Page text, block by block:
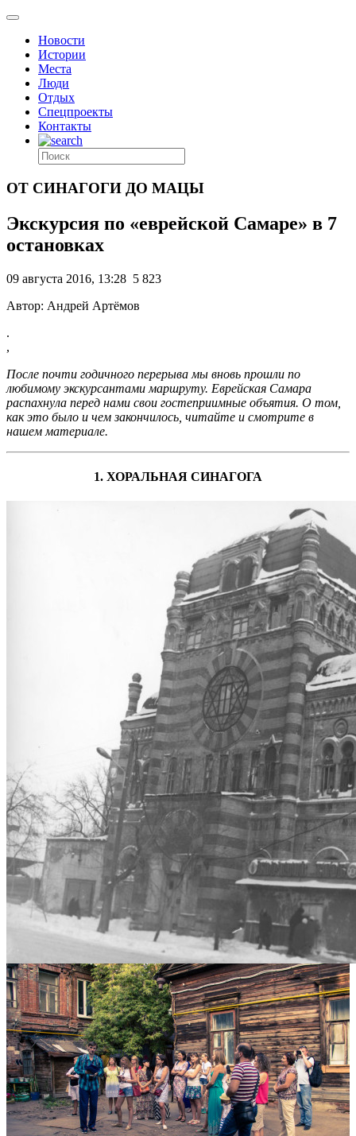
Новости
Истории
Места
Люди
Отдых
Спецпроекты
Контакты
ОТ СИНАГОГИ ДО МАЦЫ
Экскурсия по «еврейской Самаре» в 7
остановках
09 августа 2016, 13:28 5 823
Автор: Андрей Артёмов
.
,
После почти годичного перерыва мы вновь прошли по
любимому экскурсантами маршруту. Еврейская Самара
распахнула перед нами свои гостеприимные объятия. О том,
как это было и чем закончилось, читайте и смотрите в
нашем материале.
1. ХОРАЛЬНАЯ СИНАГОГА